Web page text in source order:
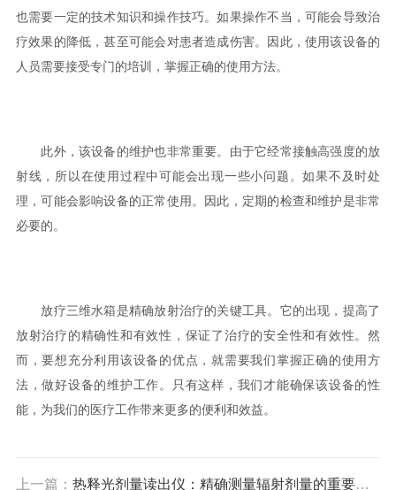
也需要一定的技术知识和操作技巧。如果操作不当，可能会导致治
疗效果的降低，甚至可能会对患者造成伤害。因此，使用该设备的
人员需要接受专门的培训，掌握正确的使用方法。
此外，该设备的维护也非常重要。由于它经常接触高强度的放
射线，所以在使用过程中可能会出现一些小问题。如果不及时处
理，可能会影响设备的正常使用。因此，定期的检查和维护是非常
必要的。
放疗三维水箱是精确放射治疗的关键工具。它的出现，提高了
放射治疗的精确性和有效性，保证了治疗的安全性和有效性。然
而，要想充分利用该设备的优点，就需要我们掌握正确的使用方
法，做好设备的维护工作。只有这样，我们才能确保该设备的性
能，为我们的医疗工作带来更多的便利和效益。
上一篇： 热释光剂量读出仪：精确测量辐射剂量的重要工具